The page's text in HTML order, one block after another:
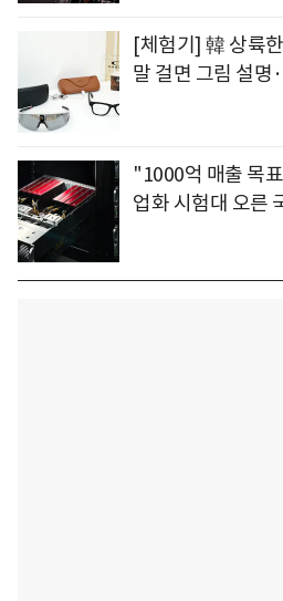
[체험기] 韓 상륙
말 걸면 그림 설명
"1000억 매출 목
업화 시험대 오른